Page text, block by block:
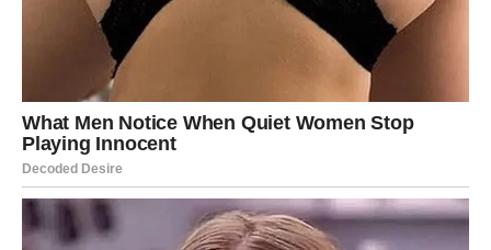
Karijera
Kraj juna mogao bi vam donijeti jednu od najboljih
poslovnih vijesti ove godine.
VODOLIJA
Ljubav